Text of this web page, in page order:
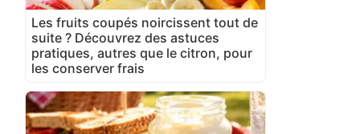
Les fruits coupés noircissent tout de
suite ? Découvrez des astuces
pratiques, autres que le citron, pour
les conserver frais